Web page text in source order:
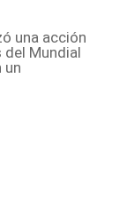
una acción
del Mundial
un